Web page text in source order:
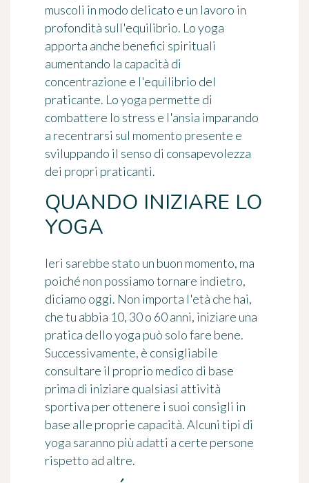
muscoli in modo delicato e un lavoro in
profondità sull'equilibrio. Lo yoga
apporta anche benefici spirituali
aumentando la capacità di
concentrazione e l'equilibrio del
praticante. Lo yoga permette di
combattere lo stress e l'ansia imparando
a recentrarsi sul momento presente e
sviluppando il senso di consapevolezza
dei propri praticanti.
QUANDO INIZIARE LO
YOGA
Ieri sarebbe stato un buon momento, ma
poiché non possiamo tornare indietro,
diciamo oggi. Non importa l'età che hai,
che tu abbia 10, 30 o 60 anni, iniziare una
pratica dello yoga può solo fare bene.
Successivamente, è consigliabile
consultare il proprio medico di base
prima di iniziare qualsiasi attività
sportiva per ottenere i suoi consigli in
base alle proprie capacità. Alcuni tipi di
yoga saranno più adatti a certe persone
rispetto ad altre.